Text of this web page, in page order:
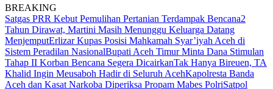
BREAKING
Satgas PRR Kebut Pemulihan Pertanian Terdampak Bencana2
Tahun Dirawat, Martini Masih Menunggu Keluarga Datang
MenjemputErlizar Kupas Posisi Mahkamah Syar’iyah Aceh di
Sistem Peradilan NasionalBupati Aceh Timur Minta Dana Stimulan
Tahap II Korban Bencana Segera DicairkanTak Hanya Bireuen, TA
Khalid Ingin Meusaboh Hadir di Seluruh AcehKapolresta Banda
Aceh dan Kasat Narkoba Diperiksa Propam Mabes PolriSatpol